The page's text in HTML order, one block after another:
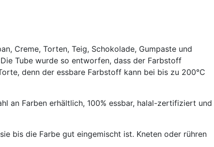
Creme, Torten, Teig, Schokolade, Gumpaste und
Tube wurde so entworfen, dass der Farbstoff
denn der essbare Farbstoff kann bei bis zu 200°C
an Farben erhältlich, 100% essbar, halal-zertifiziert und
bis die Farbe gut eingemischt ist. Kneten oder rühren